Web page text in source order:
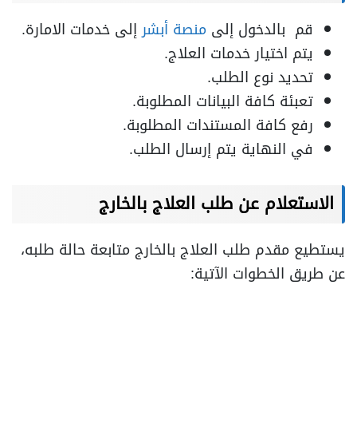
قم بالدخول إلى منصة أبشرإلى خدمات الامارة.
يتم اختيار خدمات العلاج.
تحديد نوع الطلب.
تعبئة كافة البيانات المطلوبة.
رفع كافة المستندات المطلوبة.
في النهاية يتم إرسال الطلب.
الاستعلام عن طلب العلاج بالخارج
يستطيع مقدم طلب العلاج بالخارج متابعة حالة طلبه،
عن طريق الخطوات الآتية: